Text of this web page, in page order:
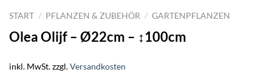
START / PFLANZEN & ZUBEHÖR / GARTENPFLANZEN
Olea Olijf – Ø22cm – ↕100cm
inkl. MwSt.zzgl.Versandkosten